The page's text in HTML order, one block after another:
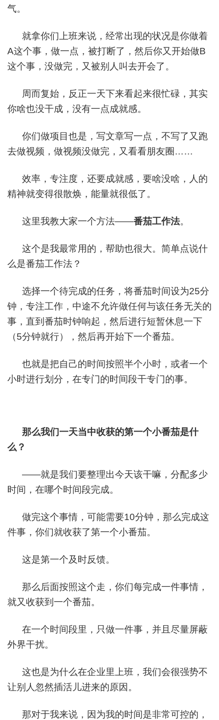
气。
就拿你们上班来说，经常出现的状况是你做着
A这个事，做一点，被打断了，然后你又开始做B
这个事，没做完，又被别人叫去开会了。
周而复始，反正一天下来看起来很忙碌，其实
你啥也没干成，没有一点成就感。
你们做项目也是，写文章写一点，不写了又跑
去做视频，做视频没做完，又看看朋友圈……
效率，专注度，还要成就感，要啥没啥，人的
精神就变得很散焕，能量就很低了。
这里我教大家一个方法——番茄工作法。
这个是我最常用的，帮助也很大。简单点说什
么是番茄工作法？
选择一个待完成的任务，将番茄时间设为25分
钟，专注工作，中途不允许做任何与该任务无关的
事，直到番茄时钟响起，然后进行短暂休息一下
（5分钟就行），然后再开始下一个番茄。
也就是把自己的时间按照半个小时，或者一个
小时进行划分，在专门的时间段干专门的事。
那么我们一天当中收获的第一个小番茄是什
么？
——就是我们要整理出今天该干嘛，分配多少
时间，在哪个时间段完成。
做完这个事情，可能需要10分钟，那么完成这
件事，你们就收获了第一个小番茄。
这是第一个及时反馈。
那么后面按照这个走，你们每完成一件事情，
就又收获到一个番茄。
在一个时间段里，只做一件事，并且尽量屏蔽
外界干扰。
这也是为什么在企业里上班，我们会很强势不
让别人忽然插活儿进来的原因。
那对于我来说，因为我的时间是非常可控的，